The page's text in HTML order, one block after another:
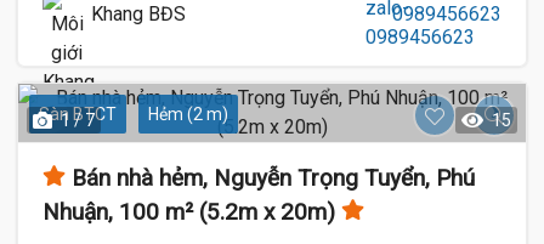
Khang BĐS 0989456623
Sàn BTCT Hẻm (2 m)
1 / 7 15
Bán nhà hẻm, Nguyễn Trọng Tuyển, Phú
Nhuận, 100 m² (5.2m x 20m)